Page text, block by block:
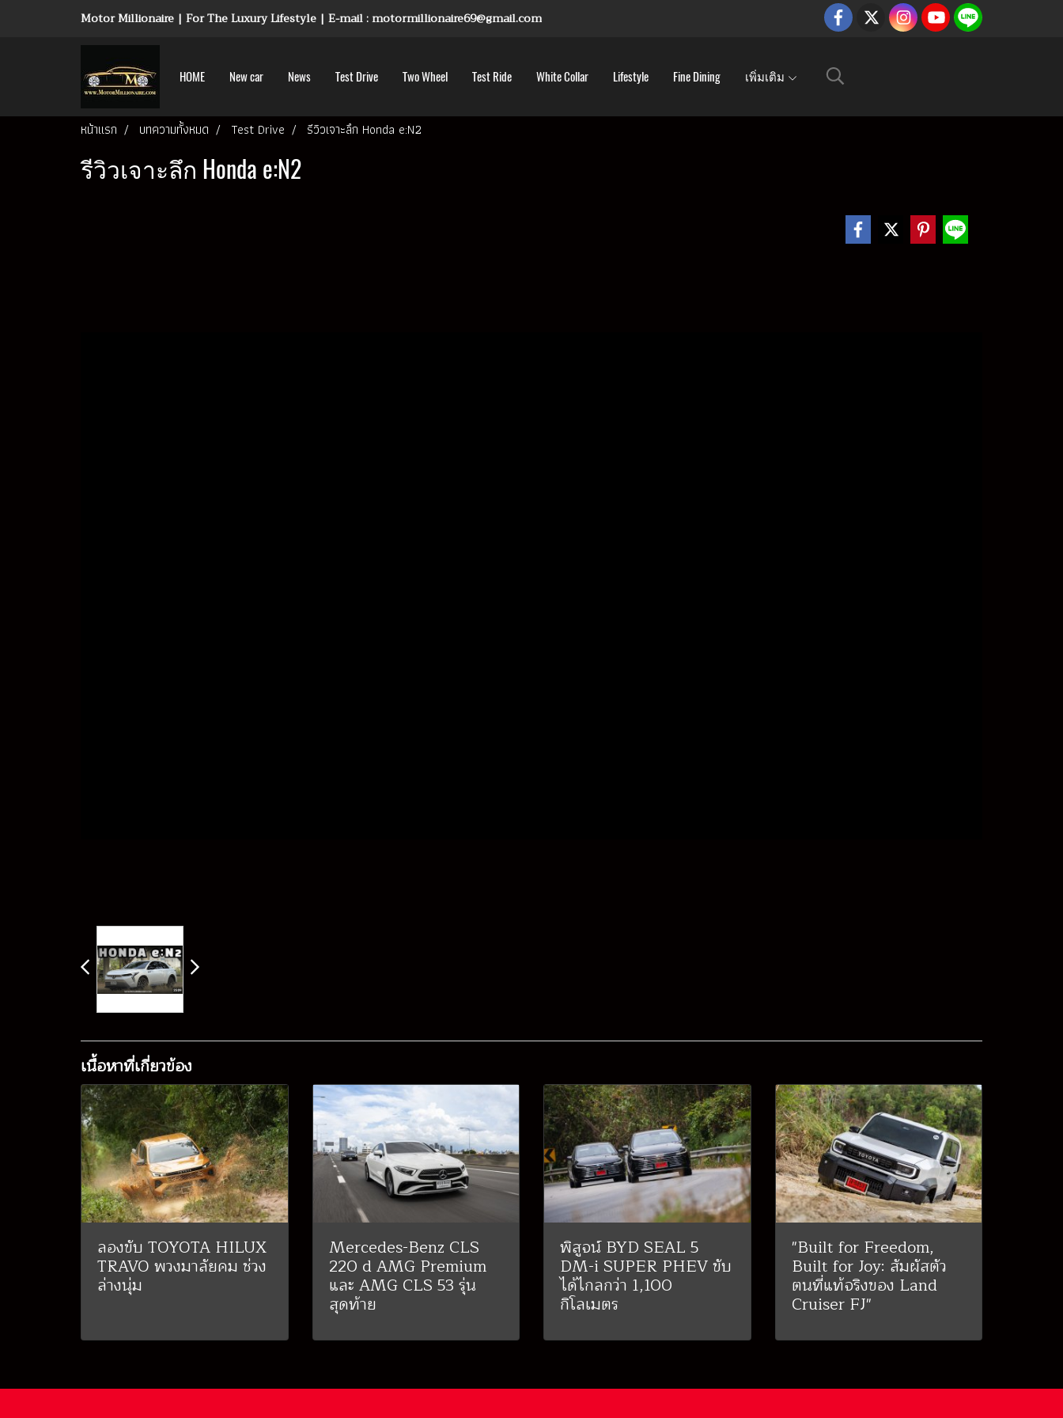
Motor Millionaire | For The Luxury Lifestyle | E-mail : motormillionaire69@gmail.com
HOME New car News Test Drive Two Wheel Test Ride White Collar Lifestyle Fine Dining เพิ่มเติม
หน้าแรก บทความทั้งหมด Test Drive รีวิวเจาะลึก Honda e:N2
รีวิวเจาะลึก Honda e:N2
เนื้อหาที่เกี่ยวข้อง
ลองขับ TOYOTA HILUX
TRAVO พวงมาลัยคม ช่วง
ล่างนุ่ม
Mercedes-Benz CLS
220 d AMG Premium
และ AMG CLS 53 รุ่น
สุดท้าย
พิสูจน์ BYD SEAL 5
DM-i SUPER PHEV ขับ
ได้ไกลกว่า 1,100
กิโลเมตร
"Built for Freedom,
Built for Joy: สัมผัสตัว
ตนที่แท้จริงของ Land
Cruiser FJ"